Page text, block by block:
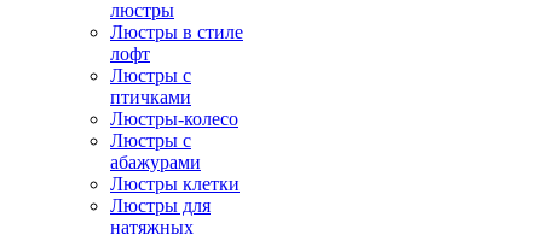
люстры
Люстры в стиле
лофт
Люстры с
птичками
Люстры-колесо
Люстры с
абажурами
Люстры клетки
Люстры для
натяжных